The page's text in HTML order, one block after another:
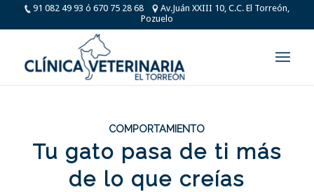
91 082 49 93 ó 670 75 28 68
Av.Juán XXIII 10, C.C. El Torreón,
Pozuelo
COMPORTAMIENTO
Tu gato pasa de ti más
de lo que creías